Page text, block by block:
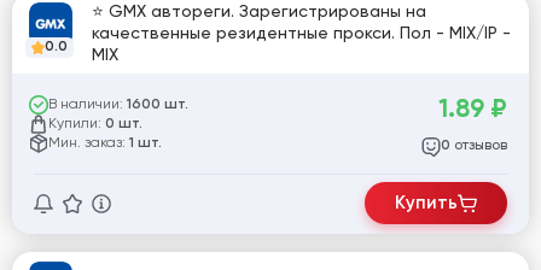
0.0
⭐ GMX автореги. Зарегистрированы на
качественные резидентные прокси. Пол - MIX/IP -
MIX
В наличии: 1600 шт.
Купили: 0 шт.
Мин. заказ: 1 шт.
1.89 ₽
0 отзывов
Купить